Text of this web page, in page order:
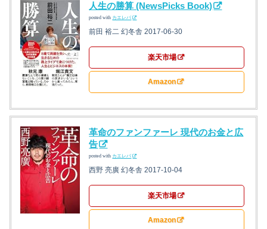
人生の勝算 (NewsPicks Book)
posted with カエレバ
前田 裕二 幻冬舎 2017-06-30
楽天市場
Amazon
革命のファンファーレ 現代のお金と広
告
posted with カエレバ
西野 亮廣 幻冬舎 2017-10-04
楽天市場
Amazon